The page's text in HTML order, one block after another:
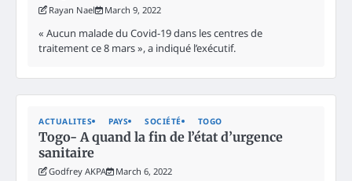
Rayan Nael March 9, 2022
« Aucun malade du Covid-19 dans les centres de
traitement ce 8 mars », a indiqué l’exécutif.
ACTUALITES PAYS SOCIÉTÉ TOGO
Togo- A quand la fin de l’état d’urgence
sanitaire
Godfrey AKPA March 6, 2022